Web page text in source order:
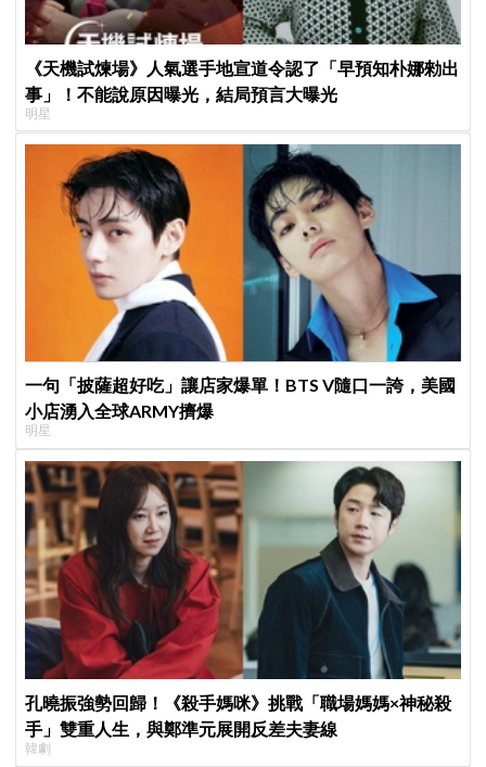
《天機試煉場》人氣選手地宣道令認了「早預知朴娜勑出
事」！不能說原因曝光，結局預言大曝光
明星
一句「披薩超好吃」讓店家爆單！BTS V隨口一誇，美國
小店湧入全球ARMY擠爆
明星
孔曉振強勢回歸！《殺手媽咪》挑戰「職場媽媽×神秘殺
手」雙重人生，與鄭準元展開反差夫妻線
韓劇